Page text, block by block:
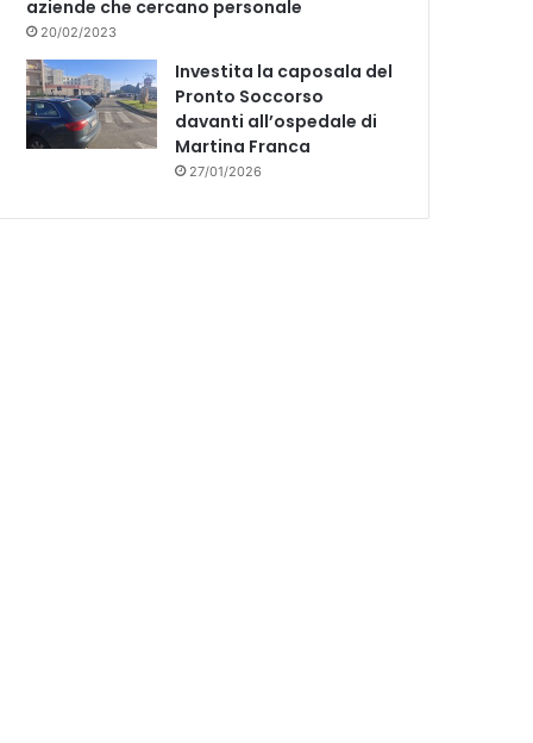
aziende che cercano personale
20/02/2023
Investita la caposala del
Pronto Soccorso
davanti all’ospedale di
Martina Franca
27/01/2026